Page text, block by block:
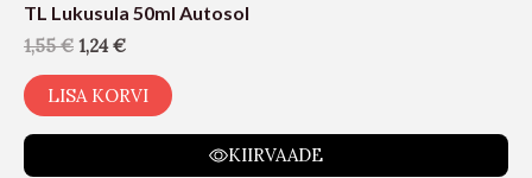
TL Lukusula 50ml Autosol
1,55€ 1,24€
LISA KORVI
KIIRVAADE